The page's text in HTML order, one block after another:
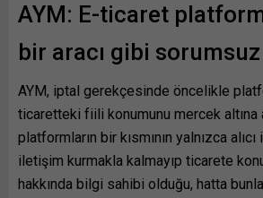
AYM: E-ticaret
bir aracı gibi
AYM, iptal gerekçesinde öncelikle
ticaretteki fiili konumunu mercek altına
platformların bir kısmının yalnızca alıcı
iletişim kurmakla kalmayıp ticarete
hakkında bilgi sahibi olduğu, hatta